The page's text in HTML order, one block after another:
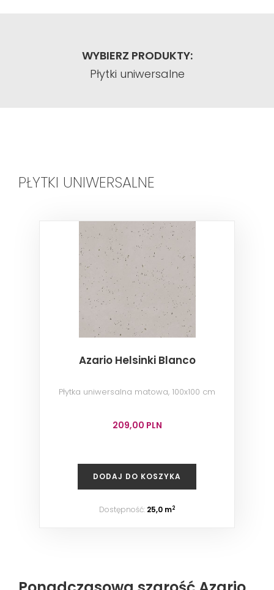
WYBIERZ PRODUKTY:
Płytki uniwersalne
PŁYTKI UNIWERSALNE
Azario Helsinki Blanco
Płytka uniwersalna matowa, 100x100 cm
209,00 PLN
DODAJ DO KOSZYKA
Dostępność: 25,0 m2